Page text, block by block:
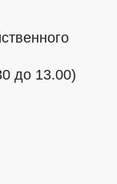
до 13.00)